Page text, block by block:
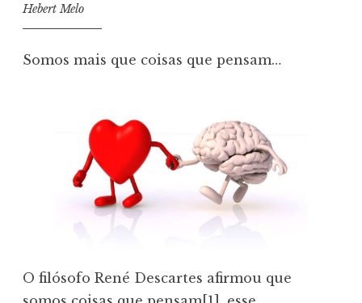
Hebert Melo
Somos mais que coisas que pensam…
O filósofo René Descartes afirmou que